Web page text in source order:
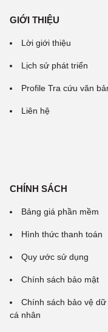
GIỚI THIỆU
Lời giới thiệu
Lịch sử phát triển
Profile Tra cứu văn
Liên hệ
CHÍNH SÁCH
Bảng giá phần mềm
Hình thức thanh toán
Quy ước sử dụng
Chính sách bảo mật
Chính sách bảo vệ dữ
cá nhân